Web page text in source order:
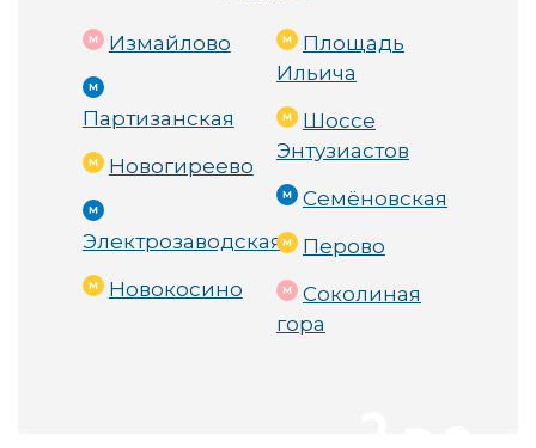
Измайлово
Партизанская
Новогиреево
Электрозаводская
Новокосино
Площадь
Ильича
Шоссе
Энтузиастов
Семёновская
Перово
Соколиная
гора